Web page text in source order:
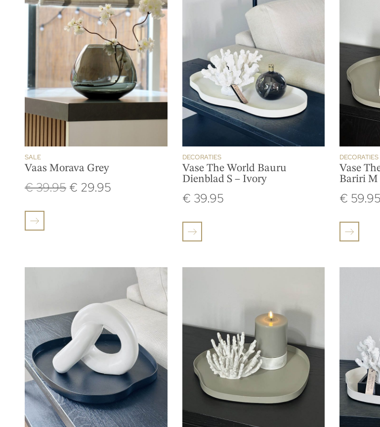
SALE
Vaas Morava Grey
€39.95 € 29.95
DECORATIES
Vase The World Bauru
Dienblad S – Ivory
€ 39.95
DECORATIES
Vase
Bariri M
€ 59.95